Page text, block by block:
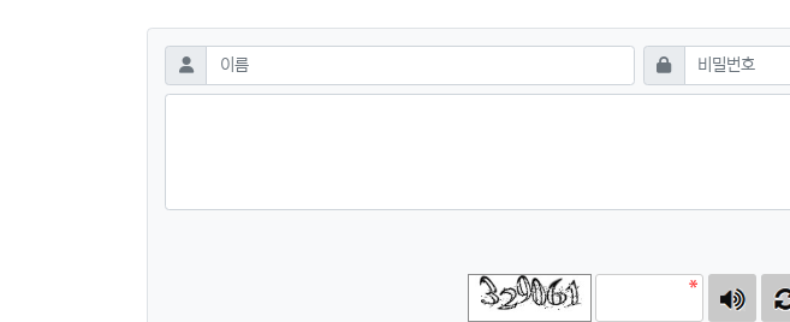
댓글쓰기
이름 필수 비밀번호필수